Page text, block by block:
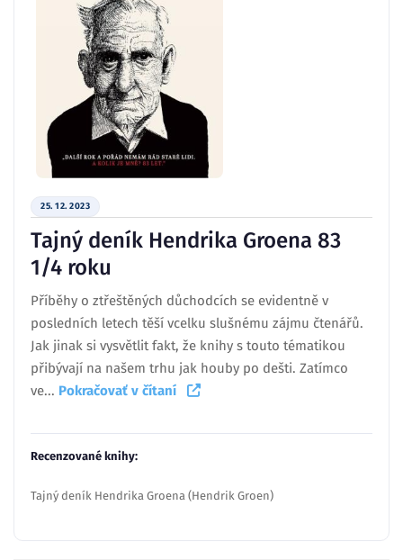
25. 12. 2023
Tajný deník Hendrika Groena 83
1/4 roku
Příběhy o ztřeštěných důchodcích se evidentně v
posledních letech těší vcelku slušnému zájmu čtenářů.
Jak jinak si vysvětlit fakt, že knihy s touto tématikou
přibývají na našem trhu jak houby po dešti. Zatímco
ve... Pokračovať v čítaní
Recenzované knihy:
Tajný deník Hendrika Groena (Hendrik Groen)